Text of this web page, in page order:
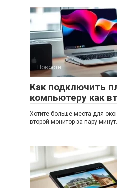
Новости
Как подключить
компьютеру как
Хотите больше места для
второй монитор за пару